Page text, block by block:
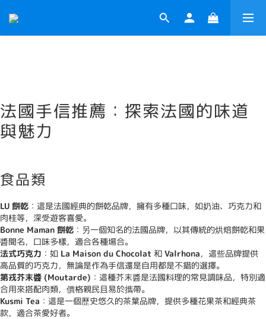
法國手信推薦：探索法國的味道
與魅力
食品類
LU 餅乾 ：這是法國經典的餅乾品牌，擁有多種口味，如奶油、巧克力和
肉桂等，深受遊客喜愛。
Bonne Maman 餅乾 ：另一個知名的法國品牌，以其傳統的烘焙餅乾和果
醬聞名，口味多樣，適合各種場合。
法式巧克力 ：如 La Maison du Chocolat 和 Valrhona，這些品牌提供
高品質的巧克力，無論是作為手信還是自用都是不錯的選擇。
第戎芥末醬 (Moutarde) ：這種芥末醬是法國料理的常見調味品，特別適
合用來搭配肉類，價格親民且易於攜帶。
Kusmi Tea ：這是一個歷史悠久的茶葉品牌，提供多種花果茶和經典茶
款，適合茶愛好者。